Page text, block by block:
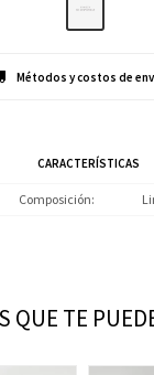
Métodos y costos de
CARACTERÍSTICAS
Composición
QUE TE